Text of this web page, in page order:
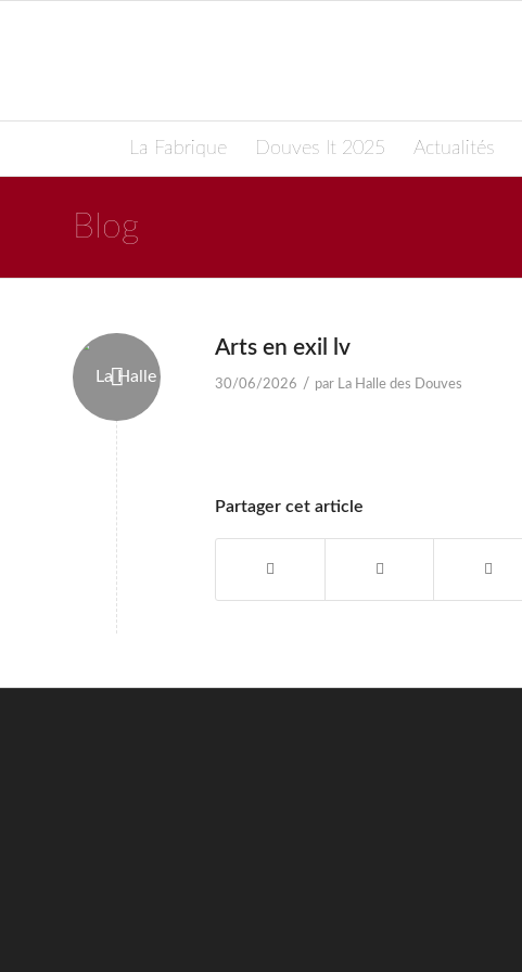
La Fabrique Douves It 2025 Actualités
Blog
Arts en exil lv
30/06/2026 / par La Halle des Douves
Partager cet article